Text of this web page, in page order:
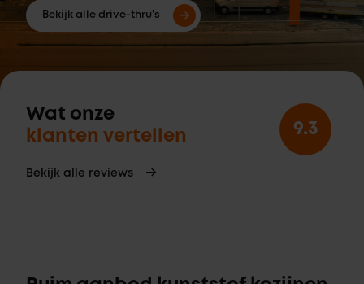
Bekijk alle drive-thru's
Wat onze
klanten vertellen
Bekijk alle reviews
9.3